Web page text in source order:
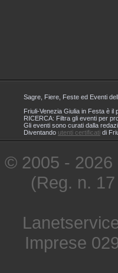
Sagre, Fiere, Feste ed Eventi
Friuli-Venezia Giulia in Festa è
RICERCA: Filtra gli eventi per
Gli eventi sono curati dalla
Diventando utenti certificati di
© 2005 - 2026
(Reg. n.
Imprese